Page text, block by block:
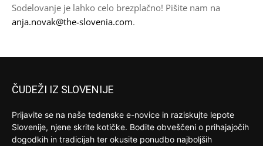
Sodelovanje je lahko celo brezplačno! Pišite nam na
anja.novak@the-slovenia.com.
ČUDEŽI IZ SLOVENIJE
Prijavite se na naše tedenske e-novice in raziskujte lepote
Slovenije, njene skrite kotičke. Bodite obveščeni o prihajajočih
dogodkih in tradicijah ter okusite ponudbo najboljših